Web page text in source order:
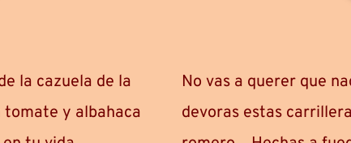
la cazuela de la
tomate y albahaca
No vas a querer que
devoras estas